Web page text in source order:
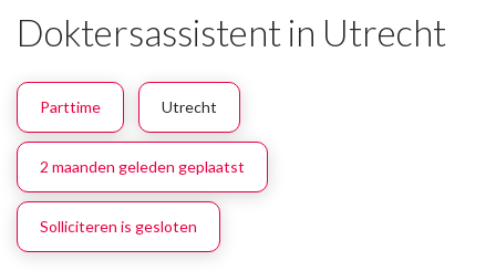
Doktersassistent in Utrecht
Parttime Utrecht
2 maanden geleden geplaatst
Solliciteren is gesloten